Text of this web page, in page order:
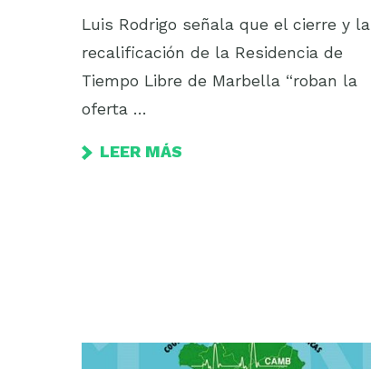
Luis Rodrigo señala que el cierre y la
recalificación de la Residencia de
Tiempo Libre de Marbella “roban la
oferta …
LEER MÁS